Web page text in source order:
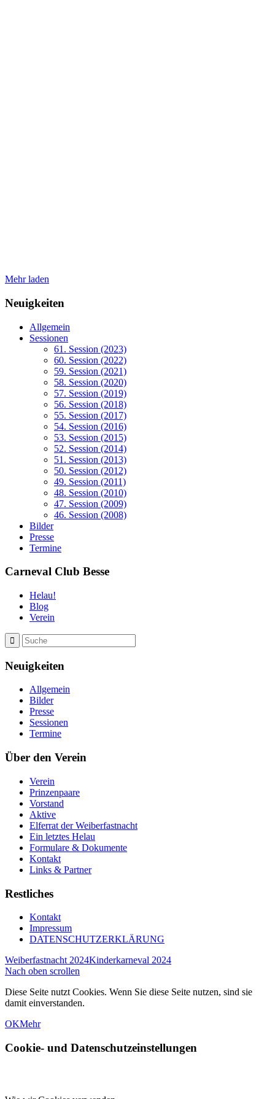
Mehr laden
Neuigkeiten
Allgemein
Sessionen
61. Session (2023)
60. Session (2022)
59. Session (2021)
58. Session (2020)
57. Session (2019)
56. Session (2018)
55. Session (2017)
54. Session (2016)
53. Session (2015)
52. Session (2014)
51. Session (2013)
50. Session (2012)
49. Session (2011)
48. Session (2010)
47. Session (2009)
46. Session (2008)
Bilder
Presse
Termine
Carneval Club Besse
Helau!
Blog
Verein
Neuigkeiten
Allgemein
Bilder
Presse
Sessionen
Termine
Über den Verein
Verein
Prinzenpaare
Vorstand
Aktive
Elferrat der Weiberfastnacht
Ein letztes Helau
Formulare & Dokumente
Kontakt
Links & Partner
Restliches
Kontakt
Impressum
DATENSCHUTZERKLÄRUNG
Weiberfastnacht 2024Kinderkarneval 2024
Nach oben scrollen
Diese Seite nutzt Cookies. Wenn Sie diese Seite nutzen, sind sie
damit einverstanden.
OKMehr
Cookie- und Datenschutzeinstellungen